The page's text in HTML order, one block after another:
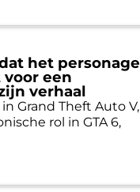
het personage
een
verhaal
Grand Theft Auto V,
rol in GTA 6,